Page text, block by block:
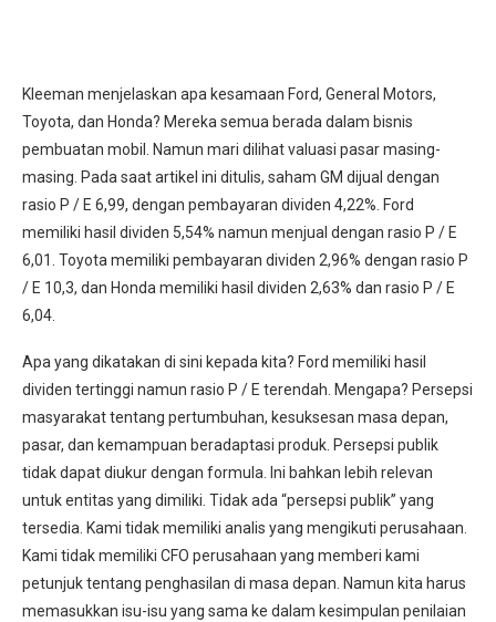
Kleeman menjelaskan apa kesamaan Ford, General Motors,
Toyota, dan Honda? Mereka semua berada dalam bisnis
pembuatan mobil. Namun mari dilihat valuasi pasar masing-
masing. Pada saat artikel ini ditulis, saham GM dijual dengan
rasio P / E 6,99, dengan pembayaran dividen 4,22%. Ford
memiliki hasil dividen 5,54% namun menjual dengan rasio P / E
6,01. Toyota memiliki pembayaran dividen 2,96% dengan rasio P
/ E 10,3, dan Honda memiliki hasil dividen 2,63% dan rasio P / E
6,04.
Apa yang dikatakan di sini kepada kita? Ford memiliki hasil
dividen tertinggi namun rasio P / E terendah. Mengapa? Persepsi
masyarakat tentang pertumbuhan, kesuksesan masa depan,
pasar, dan kemampuan beradaptasi produk. Persepsi publik
tidak dapat diukur dengan formula. Ini bahkan lebih relevan
untuk entitas yang dimiliki. Tidak ada “persepsi publik” yang
tersedia. Kami tidak memiliki analis yang mengikuti perusahaan.
Kami tidak memiliki CFO perusahaan yang memberi kami
petunjuk tentang penghasilan di masa depan. Namun kita harus
memasukkan isu-isu yang sama ke dalam kesimpulan penilaian